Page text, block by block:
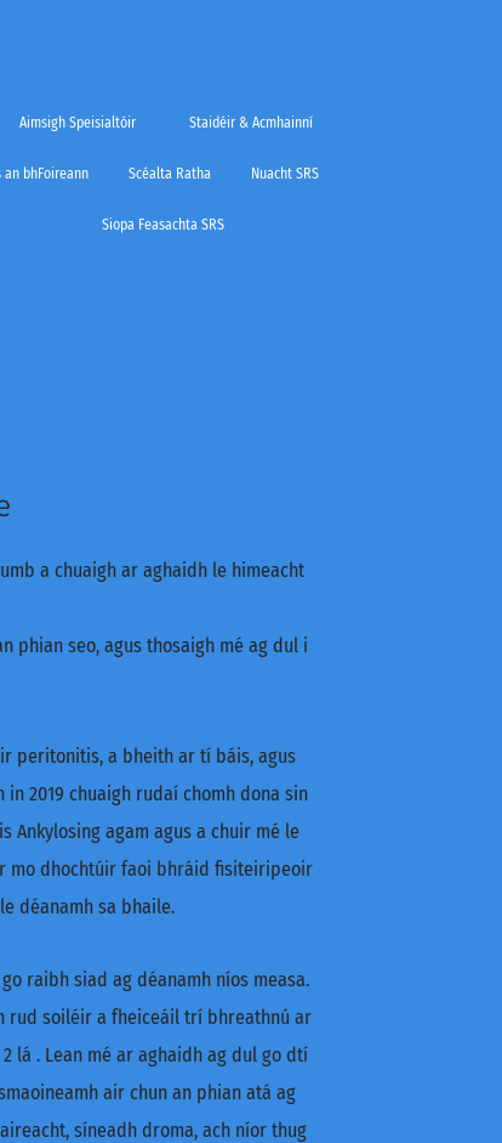
Aimsigh Speisialtóir Staidéir & Acmhainní
an bhFoireann Scéalta Ratha Nuacht SRS
Siopa Feasachta SRS
a chuaigh ar aghaidh le himeacht
phian seo, agus thosaigh mé ag dul i
peritonitis, a bheith ar tí báis, agus
2019 chuaigh rudaí chomh dona sin
agam agus a chuir mé le
mo dhochtúir faoi bhráid fisiteiripeoir
déanamh sa bhaile.
raibh siad ag déanamh níos measa.
rud soiléir a fheiceáil trí bhreathnú ar
lá . Lean mé ar aghaidh ag dul go dtí
air chun an phian atá ag
síneadh droma, ach níor thug